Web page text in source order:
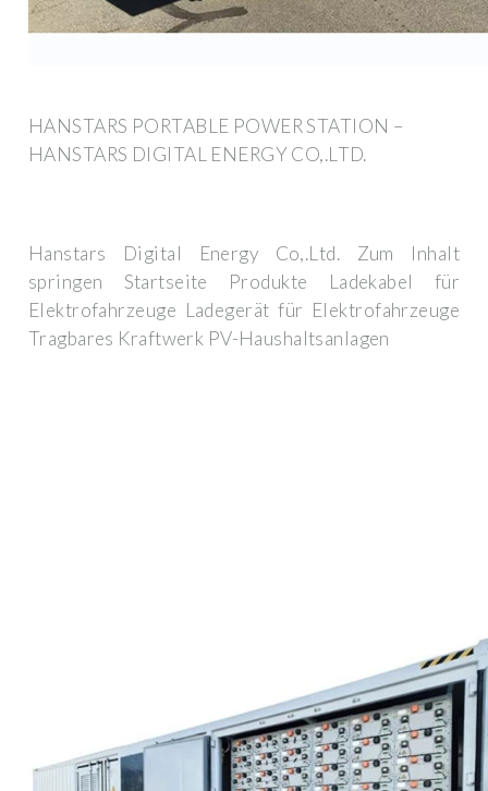
HANSTARS PORTABLE POWER STATION –
HANSTARS DIGITAL ENERGY CO,.LTD.
Hanstars Digital Energy Co,.Ltd. Zum Inhalt
springen Startseite Produkte Ladekabel für
Elektrofahrzeuge Ladegerät für Elektrofahrzeuge
Tragbares Kraftwerk PV-Haushaltsanlagen